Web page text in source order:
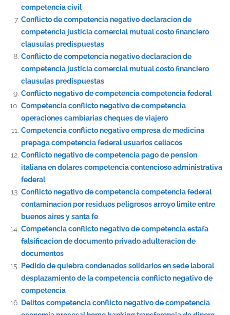
competencia civil
Conflicto de competencia negativo declaracion de
competencia justicia comercial mutual costo financiero
clausulas predispuestas
Conflicto de competencia negativo declaracion de
competencia justicia comercial mutual costo financiero
clausulas predispuestas
Conflicto negativo de competencia competencia federal
Competencia conflicto negativo de competencia
operaciones cambiarias cheques de viajero
Competencia conflicto negativo empresa de medicina
prepaga competencia federal usuarios celiacos
Conflicto negativo de competencia pago de pension
italiana en dolares competencia contencioso administrativa
federal
Conflicto negativo de competencia competencia federal
contaminacion por residuos peligrosos arroyo limite entre
buenos aires y santa fe
Competencia conflicto negativo de competencia estafa
falsificacion de documento privado adulteracion de
documentos
Pedido de quiebra condenados solidarios en sede laboral
desplazamiento de la competencia conflicto negativo de
competencia
Delitos competencia conflicto negativo de competencia